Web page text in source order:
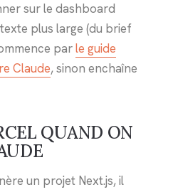
sur le dashboard
plus large (du brief
parle guide
Claude, sinon enchaîne
QUAND ON
un projet Next.js, il